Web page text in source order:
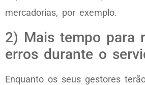
mercadorias, por exemplo.
2) Mais tempo para
erros durante o
Enquanto os seus gestores